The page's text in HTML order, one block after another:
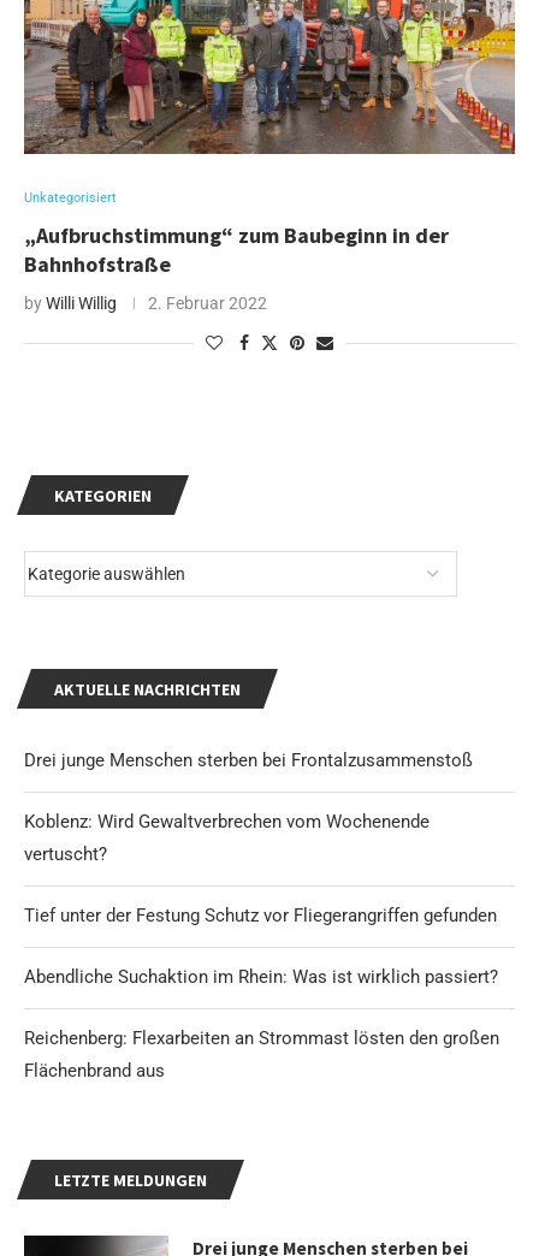
Unkategorisiert
„Aufbruchstimmung“ zum Baubeginn in der
Bahnhofstraße
byWilli Willig 2. Februar 2022
KATEGORIEN
AKTUELLE NACHRICHTEN
Drei junge Menschen sterben bei Frontalzusammenstoß
Koblenz: Wird Gewaltverbrechen vom Wochenende
vertuscht?
Tief unter der Festung Schutz vor Fliegerangriffen gefunden
Abendliche Suchaktion im Rhein: Was ist wirklich passiert?
Reichenberg: Flexarbeiten an Strommast lösten den großen
Flächenbrand aus
LETZTE MELDUNGEN
Drei junge Menschen sterben bei